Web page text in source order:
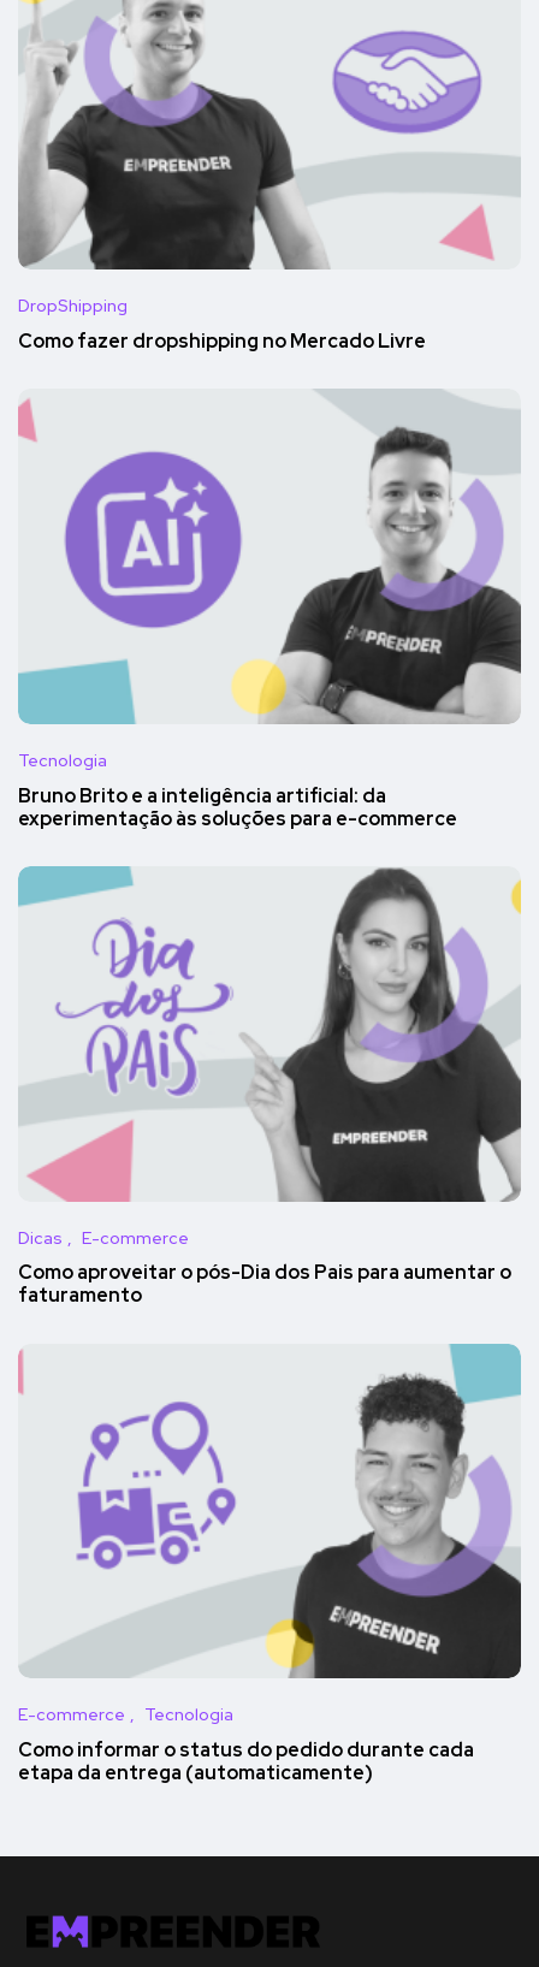
DropShipping
Como fazer dropshipping no Mercado Livre
Tecnologia
Bruno Brito e a inteligência artificial: da
experimentação às soluções para e-commerce
Dicas E-commerce
Como aproveitar o pós-Dia dos Pais para aumentar o
faturamento
E-commerce Tecnologia
Como informar o status do pedido durante cada
etapa da entrega (automaticamente)